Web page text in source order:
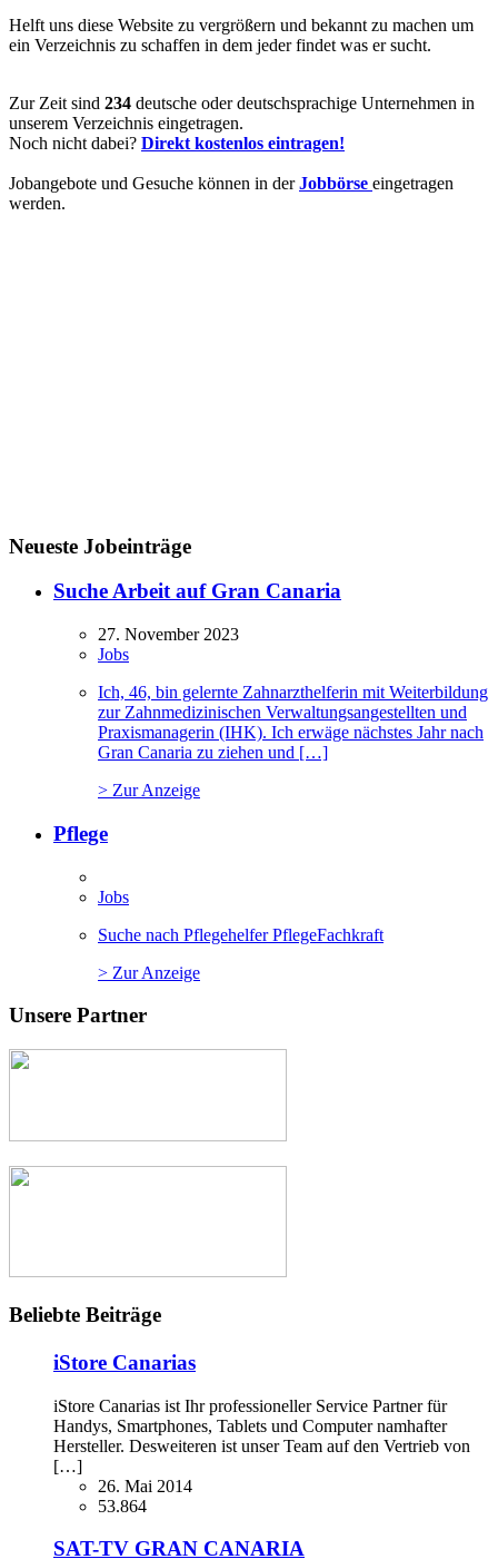
Helft uns diese Website zu vergrößern und bekannt zu machen um
ein Verzeichnis zu schaffen in dem jeder findet was er sucht.
Zur Zeit sind 234 deutsche oder deutschsprachige Unternehmen in
unserem Verzeichnis eingetragen.
Noch nicht dabei? Direkt kostenlos eintragen!
Jobangebote und Gesuche können in derJobbörse eingetragen
werden.
Neueste Jobeinträge
Suche Arbeit auf Gran Canaria
27. November 2023
Jobs
Ich, 46, bin gelernte Zahnarzthelferin mit Weiterbildung
zur Zahnmedizinischen Verwaltungsangestellten und
Praxismanagerin (IHK). Ich erwäge nächstes Jahr nach
Gran Canaria zu ziehen und […]
> Zur Anzeige
Pflege
Jobs
Suche nach Pflegehelfer PflegeFachkraft
> Zur Anzeige
Unsere Partner
Beliebte Beiträge
iStore Canarias
iStore Canarias ist Ihr professioneller Service Partner für
Handys, Smartphones, Tablets und Computer namhafter
Hersteller. Desweiteren ist unser Team auf den Vertrieb von
[…]
26. Mai 2014
53.864
SAT-TV GRAN CANARIA